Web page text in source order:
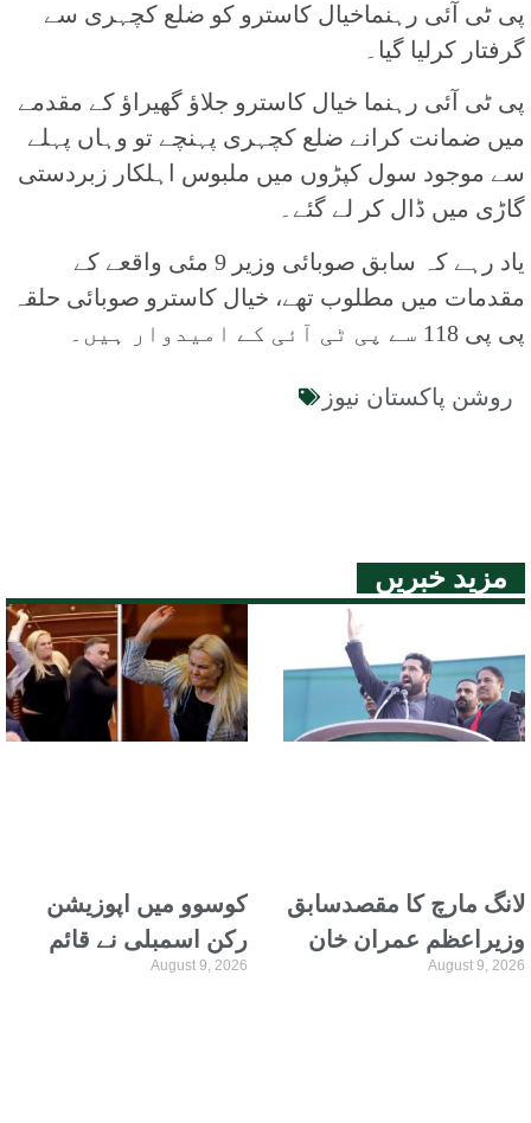
پی ٹی آئی رہنماخیال کاسترو کو ضلع کچہری سے
گرفتار کرلیا گیا۔
پی ٹی آئی رہنما خیال کاسترو جلاؤ گھیراؤ کے مقدمے
میں ضمانت کرانے ضلع کچہری پہنچے تو وہاں پہلے
سے موجود سول کپڑوں میں ملبوس اہلکار زبردستی
گاڑی میں ڈال کر لے گئے۔
یاد رہے کہ سابق صوبائی وزیر 9 مئی واقعے کے
مقدمات میں مطلوب تھے، خیال کاسترو صوبائی حلقہ
پی پی 118 سے پی ٹی آئی کے امیدوار ہیں۔
روشن پاکستان نیوز
مزید خبریں
کوسوو میں اپوزیشن
رکن اسمبلی نے قائم
مقام وزیراعظم پر انڈے
August 9, 2026
لانگ مارچ کا مقصدسابق
وزیراعظم عمران خان
کی رہائی نہیں بلکہ ان
August 9, 2026